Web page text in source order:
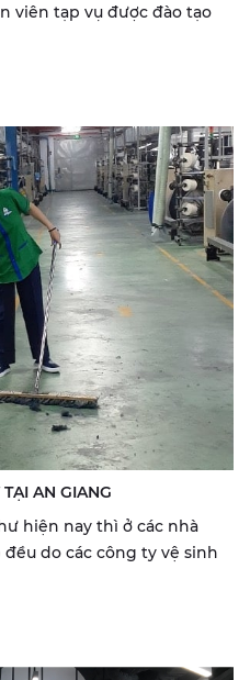
viên tạp vụ được đào tạo
AN GIANG
hiện nay thì ở các nhà
do các công ty vệ sinh